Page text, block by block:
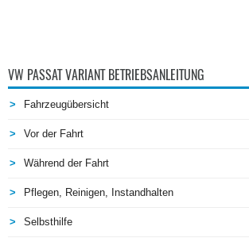
VW PASSAT VARIANT BETRIEBSANLEITUNG
Fahrzeugübersicht
Vor der Fahrt
Während der Fahrt
Pflegen, Reinigen, Instandhalten
Selbsthilfe